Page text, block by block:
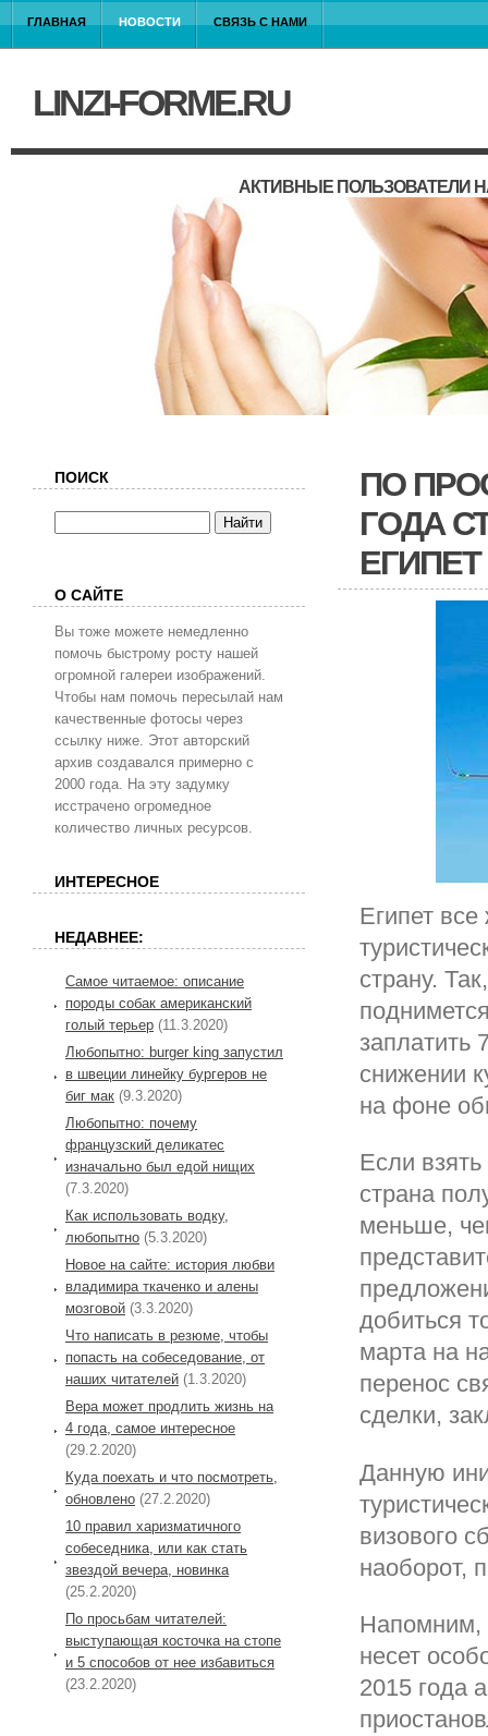
ГЛАВНАЯ НОВОСТИ СВЯЗЬ С НАМИ
LINZI-FORME.RU
АКТИВНЫЕ ПОЛЬЗОВАТЕЛИ
ПО
ГОДА
Египет
страну.
заплатить
снижении
на фоне
Если
страна
меньше,
добиться
марта на
перенос
сделки,
Данную
визового
наоборот,
Напомним,
несет
2015 года
ПОИСК
О САЙТЕ
Вы тоже можете немедленно
помочь быстрому росту нашей
огромной галереи изображений.
Чтобы нам помочь пересылай нам
качественные фотосы через
ссылку ниже. Этот авторский
архив создавался примерно с
2000 года. На эту задумку
исстрачено огромедное
количество личных ресурсов.
ИНТЕРЕСНОЕ
НЕДАВНЕЕ:
Самое читаемое: описание
породы собак американский
голый терьер (11.3.2020)
Любопытно: burger king запустил
в швеции линейку бургеров не
биг мак (9.3.2020)
Любопытно: почему
французский деликатес
изначально был едой нищих
(7.3.2020)
Как использовать водку,
любопытно (5.3.2020)
Новое на сайте: история любви
владимира ткаченко и алены
мозговой (3.3.2020)
Что написать в резюме, чтобы
попасть на собеседование, от
наших читателей (1.3.2020)
Вера может продлить жизнь на
4 года, самое интересное
(29.2.2020)
Куда поехать и что посмотреть,
обновлено (27.2.2020)
10 правил харизматичного
собеседника, или как стать
звездой вечера, новинка
(25.2.2020)
По просьбам читателей:
выступающая косточка на стопе
и 5 способов от нее избавиться
(23.2.2020)